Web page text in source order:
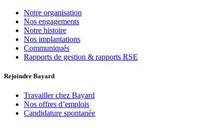
Notre organisation
Nos engagements
Notre histoire
Nos implantations
Communiqués
Rapports de gestion & rapports RSE
Rejoindre Bayard
Travailler chez Bayard
Nos offres d’emplois
Candidature spontanée